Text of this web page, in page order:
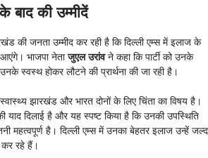
बाद की उम्मीदें
की जनता उम्मीद कर रही है कि दिल्ली एम्स में इलाज के
भाजपा नेताजुएल उरांवने कहा कि पार्टी को उनके
स्वस्थ होकर लौटने की प्रार्थना की जा रही है।
झारखंड और भारत दोनों के लिए चिंता का विषय है।
याद दिलाई है और यह स्पष्ट किया है कि उनकी उपस्थिति
महत्वपूर्ण है। दिल्ली एम्स में उनका बेहतर इलाज उन्हें जल्द
कर रहे हैं।